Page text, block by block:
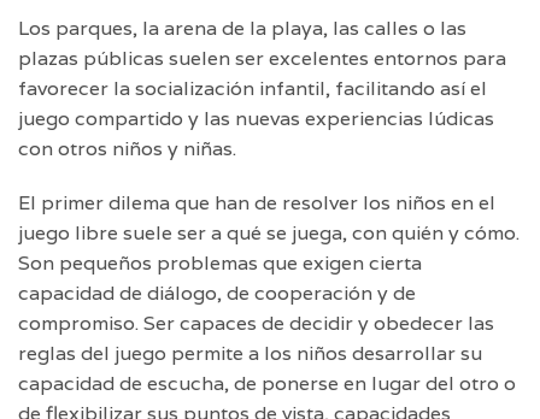
Los parques, la arena de la playa, las calles o las
plazas públicas suelen ser excelentes entornos para
favorecer la socialización infantil, facilitando así el
juego compartido y las nuevas experiencias lúdicas
con otros niños y niñas.
El primer dilema que han de resolver los niños en el
juego libre suele ser a qué se juega, con quién y cómo.
Son pequeños problemas que exigen cierta
capacidad de diálogo, de cooperación y de
compromiso. Ser capaces de decidir y obedecer las
reglas del juego permite a los niños desarrollar su
capacidad de escucha, de ponerse en lugar del otro o
de flexibilizar sus puntos de vista, capacidades